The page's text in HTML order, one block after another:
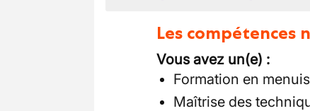
Les compétences
Vous avez un(e) :
Formation en
Maîtrise des